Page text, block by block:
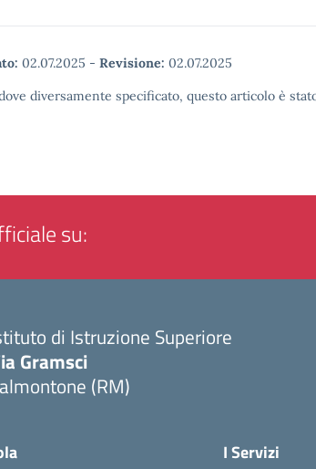
02.07.2025 - Revisione: 02.07.2025
diversamente specificato, questo articolo è
su:
di Istruzione Superiore
Gramsci
(RM)
I Servizi